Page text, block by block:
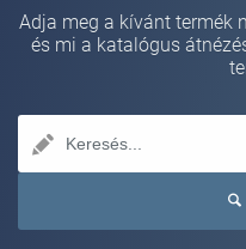
Adja meg a kívánt termék
és mi a katalógus